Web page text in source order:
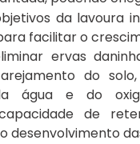
da lavoura
facilitar o
ervas
do
água e do
de
desenvolvimento